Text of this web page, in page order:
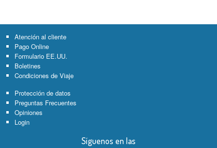
Atención al cliente
Pago Online
Formulario EE.UU.
Boletines
Condiciones de Viaje
Protección de datos
Preguntas Frecuentes
Opiniones
Login
Síguenos en las